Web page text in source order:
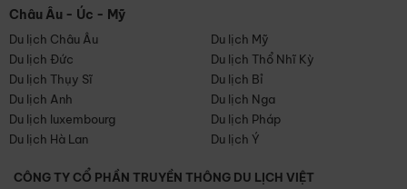
Châu Âu - Úc - Mỹ
Du lịch Châu Âu
Du lịch Mỹ
Du lịch Đức
Du lịch Thổ Nhĩ Kỳ
Du lịch Thụy Sĩ
Du lịch Bỉ
Du lịch Anh
Du lịch Nga
Du lịch luxembourg
Du lịch Pháp
Du lịch Hà Lan
Du lịch Ý
CÔNG TY CỔ PHẦN TRUYỀN THÔNG DU LỊCH VIỆT